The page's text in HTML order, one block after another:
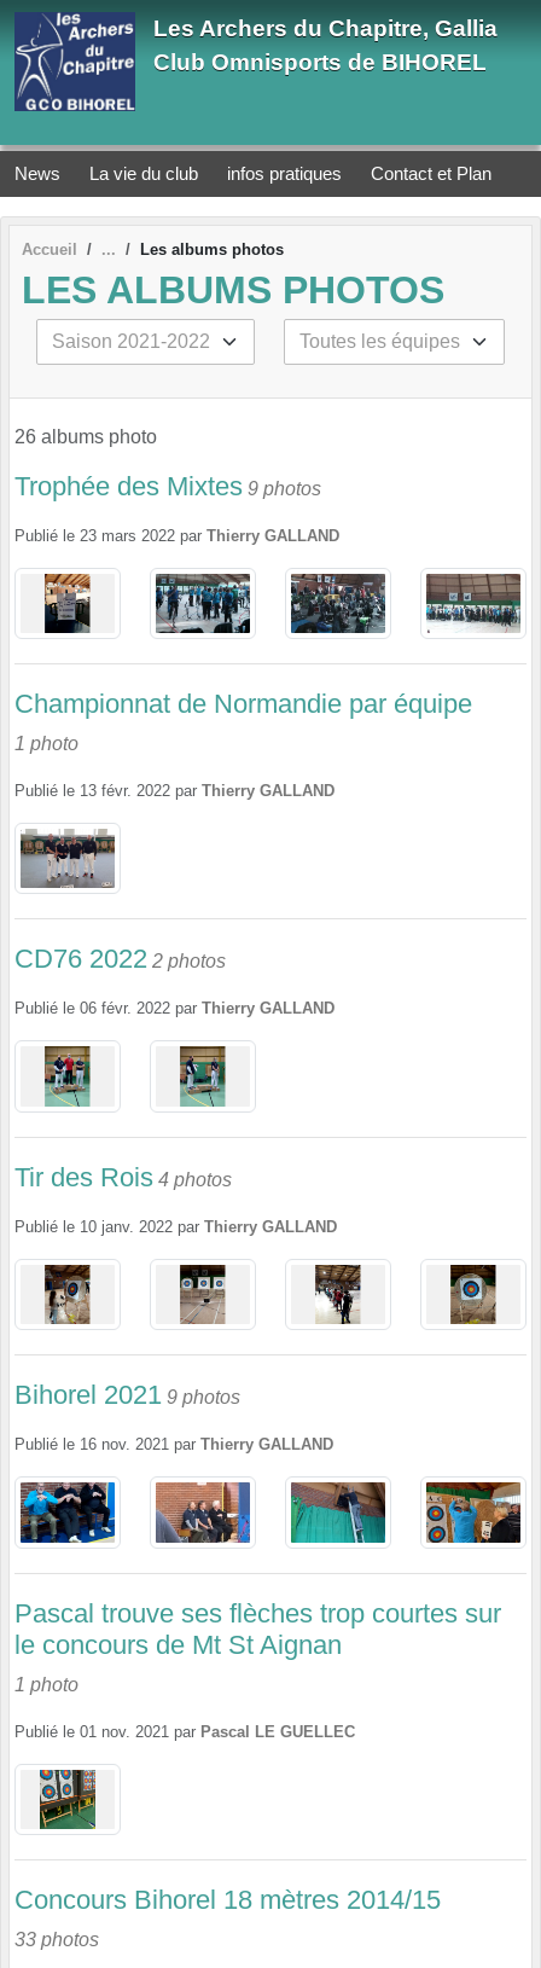
Les Archers du Chapitre, Gallia
Club Omnisports de BIHOREL
News La vie du club infos pratiques Contact et Plan
Accueil Les albums photos
LES ALBUMS PHOTOS
26 albums photo
Trophée des Mixtes 9 photos
Publié le 23 mars 2022 par Thierry GALLAND
Championnat de Normandie par équipe
1 photo
Publié le 13 févr. 2022 par Thierry GALLAND
CD76 2022 2 photos
Publié le 06 févr. 2022 par Thierry GALLAND
Tir des Rois 4 photos
Publié le 10 janv. 2022 par Thierry GALLAND
Bihorel 2021 9 photos
Publié le 16 nov. 2021 par Thierry GALLAND
Pascal trouve ses flèches trop courtes sur
le concours de Mt St Aignan
1 photo
Publié le 01 nov. 2021 par Pascal LE GUELLEC
Concours Bihorel 18 mètres 2014/15
33 photos
Panneau de gestion des cookies